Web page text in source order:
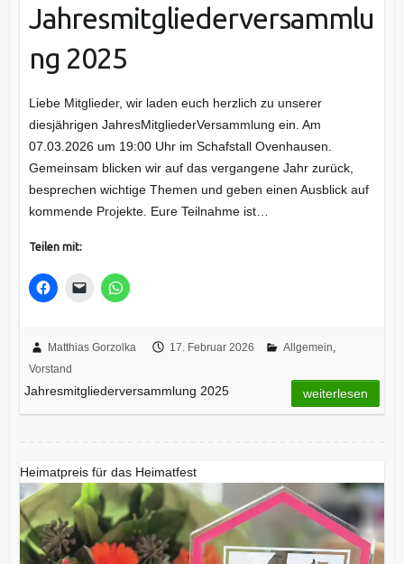
Jahresmitgliederversammlu
ng 2025
Liebe Mitglieder, wir laden euch herzlich zu unserer
diesjährigen JahresMitgliederVersammlung ein. Am
07.03.2026 um 19:00 Uhr im Schafstall Ovenhausen.
Gemeinsam blicken wir auf das vergangene Jahr zurück,
besprechen wichtige Themen und geben einen Ausblick auf
kommende Projekte. Eure Teilnahme ist…
Teilen mit:
Matthias Gorzolka 17. Februar 2026 Allgemein,
Vorstand
Jahresmitgliederversammlung 2025 weiterlesen
Heimatpreis für das Heimatfest